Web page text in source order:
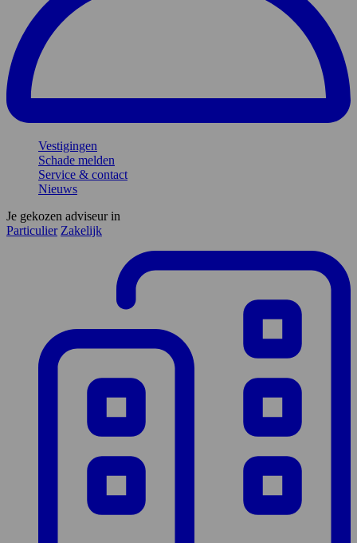
Vestigingen
Schade melden
Service & contact
Nieuws
Je gekozen adviseur in
Particulier Zakelijk